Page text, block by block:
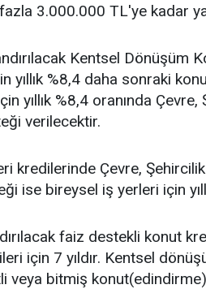
3.000.000 TL'ye kadar
Kentsel Dönüşüm
%8,4 daha sonraki
yıllık %8,4 oranında
verilecektir.
kredilerinde Çevre,
ise bireysel iş yerleri için
faiz destekli konut
için 7 yıldır. Kentsel
veya bitmiş